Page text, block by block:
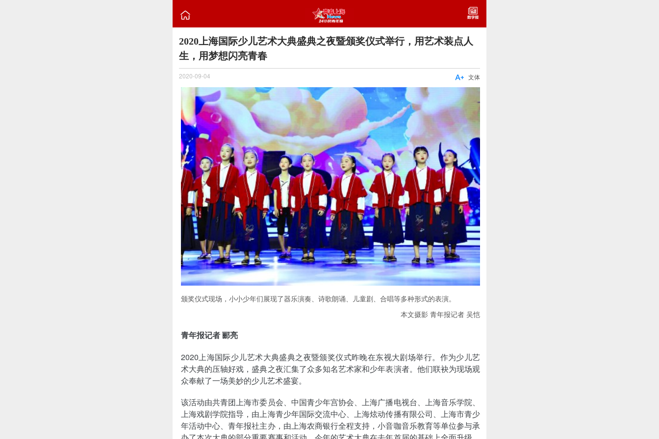

2020上海国际少儿艺术大典盛典之夜暨颁奖仪式举行，用艺术装点人
生，用梦想闪亮青春
2020-09-04 文体

颁奖仪式现场，小小少年们展现了器乐演奏、诗歌朗诵、儿童剧、合唱等多种形式的表演。
本文摄影 青年报记者 吴恺
青年报记者 郦亮
2020上海国际少儿艺术大典盛典之夜暨颁奖仪式昨晚在东视大剧场举行。作为少儿艺
术大典的压轴好戏，盛典之夜汇集了众多知名艺术家和少年表演者。他们联袂为现场观
众奉献了一场美妙的少儿艺术盛宴。
该活动由共青团上海市委员会、中国青少年宫协会、上海广播电视台、上海音乐学院、
上海戏剧学院指导，由上海青少年国际交流中心、上海炫动传播有限公司、上海市青少
年活动中心、青年报社主办，由上海农商银行全程支持，小音咖音乐教育等单位参与承